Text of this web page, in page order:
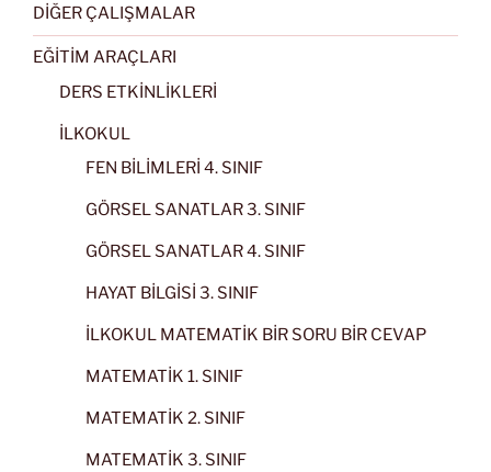
DİĞER ÇALIŞMALAR
EĞİTİM ARAÇLARI
DERS ETKİNLİKLERİ
İLKOKUL
FEN BİLİMLERİ 4. SINIF
GÖRSEL SANATLAR 3. SINIF
GÖRSEL SANATLAR 4. SINIF
HAYAT BİLGİSİ 3. SINIF
İLKOKUL MATEMATİK BİR SORU BİR CEVAP
MATEMATİK 1. SINIF
MATEMATİK 2. SINIF
MATEMATİK 3. SINIF